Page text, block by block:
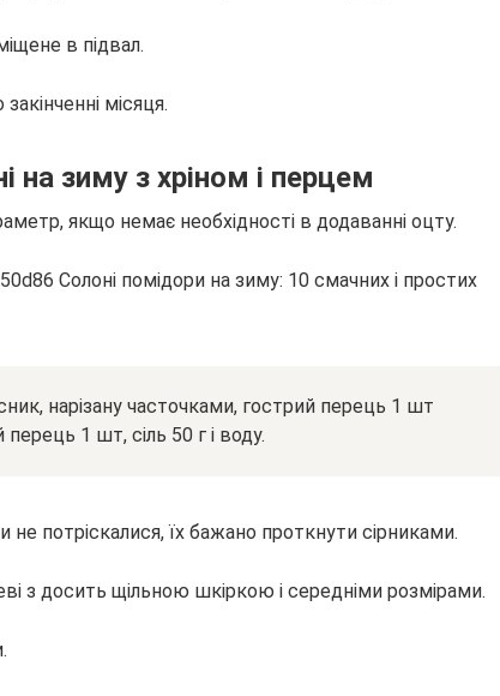
в підвал.
місяця.
на зиму з хріном і перцем
якщо немає необхідності в додаванні оцту.
нарізану часточками, гострий перець 1 шт
1 шт, сіль 50 г і воду.
потріскалися, їх бажано проткнути сірниками.
з досить щільною шкіркою і середніми розмірами.